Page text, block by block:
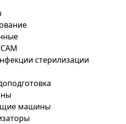
стерилизации
машины